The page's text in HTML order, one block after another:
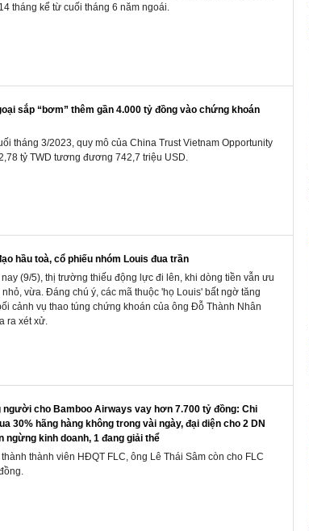
tháng kể từ cuối tháng 6 năm ngoái.
sắp “bơm” thêm gần 4.000 tỷ đồng vào chứng khoán
tháng 3/2023, quy mô của China Trust Vietnam Opportunity
tỷ TWD tương đương 742,7 triệu USD.
hầu toà, cổ phiếu nhóm Louis đua trần
nay (9/5), thị trường thiếu động lực đi lên, khi dòng tiền vẫn ưu
vừa. Đáng chú ý, các mã thuộc 'họ Louis' bất ngờ tăng
cảnh vụ thao túng chứng khoán của ông Đỗ Thành Nhân
ra xét xử.
người cho Bamboo Airways vay hơn 7.700 tỷ đồng: Chi
30% hãng hàng không trong vài ngày, đại diện cho 2 DN
ngừng kinh doanh, 1 đang giải thể
thành viên HĐQT FLC, ông Lê Thái Sâm còn cho FLC